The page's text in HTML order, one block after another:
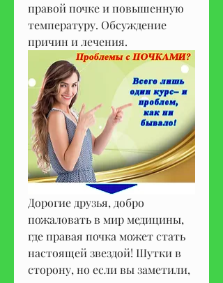
правой почке и повышенную
температуру. Обсуждение
причин и лечения.
Дорогие друзья, добро
пожаловать в мир медицины,
где правая почка может стать
настоящей звездой! Шутки в
сторону, но если вы заметили,